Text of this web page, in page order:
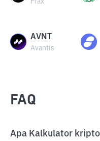
Frax
AVNT
Avantis
FAQ
Apa Kalkulator